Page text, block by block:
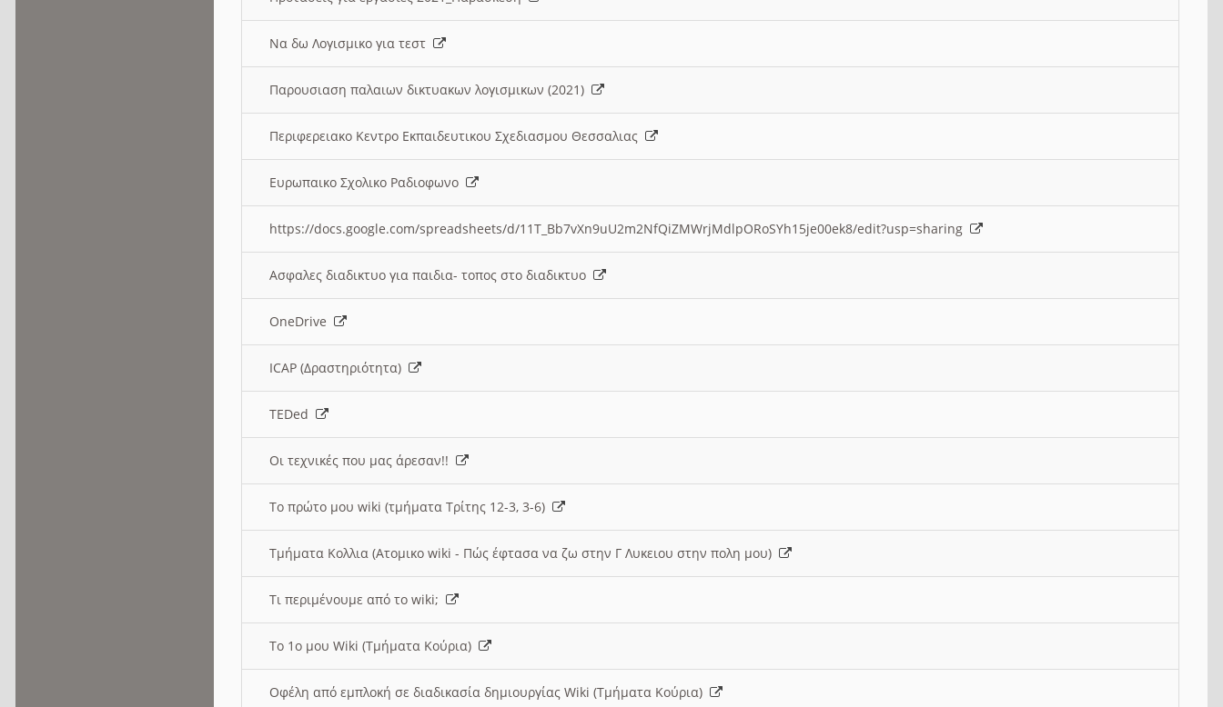
Να δω Λογισμικο για τεστ
Παρουσιαση παλαιων δικτυακων λογισμικων (2021)
Περιφερειακο Κεντρο Εκπαιδευτικου Σχεδιασμου Θεσσαλιας
Ευρωπαικο Σχολικο Ραδιοφωνο
https://docs.google.com/spreadsheets/d/11T_Bb7vXn9uU2m2NfQiZMWrjMdlpORoSYh15je00ek8/edit?usp=sharing
Ασφαλες διαδικτυο για παιδια- τοπος στο διαδικτυο
OneDrive
ICAP (Δραστηριότητα)
TEDed
Οι τεχνικές που μας άρεσαν!!
Το πρώτο μου wiki (τμήματα Τρίτης 12-3, 3-6)
Τμήματα Κολλια (Ατομικο wiki - Πώς έφτασα να ζω στην Γ Λυκειου στην πολη μου)
Τι περιμένουμε από το wiki;
Το 1ο μου Wiki (Τμήματα Κούρια)
Οφέλη από εμπλοκή σε διαδικασία δημιουργίας Wiki (Τμήματα Κούρια)